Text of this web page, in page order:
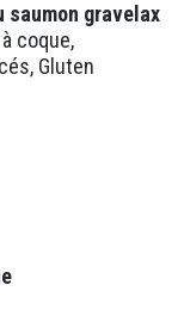
saumon gravelax
coque,
Gluten